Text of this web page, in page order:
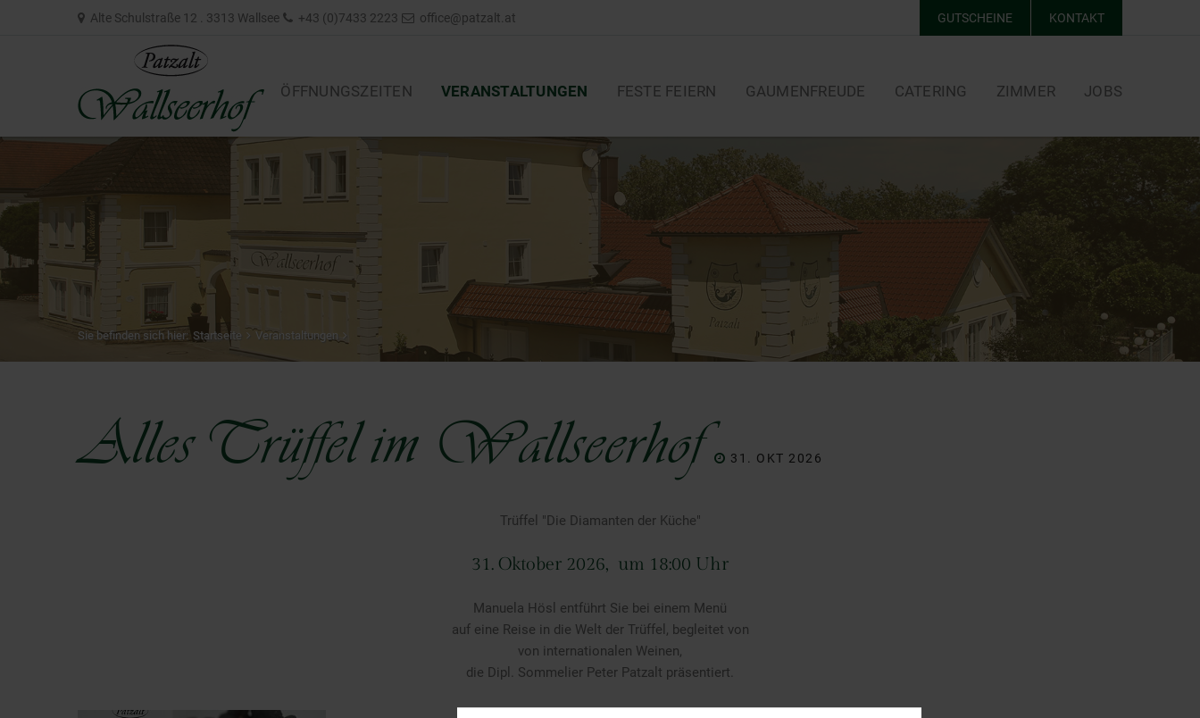
Alte Schulstraße 12 . 3313 Wallsee +43 (0)7433 2223 office@patzalt.at GUTSCHEINE KONTAKT
ÖFFNUNGSZEITEN VERANSTALTUNGEN FESTE FEIERN GAUMENFREUDE CATERING ZIMMER JOBS
Sie befinden sich hier: Startseite Veranstaltungen
Alles Trüffel im Wallseerhof 31. OKT 2026
Trüffel "Die Diamanten der Küche"
31. Oktober 2026, um 18:00 Uhr
Manuela Hösl entführt Sie bei einem Menü
auf eine Reise in die Welt der Trüffel, begleitet von
von internationalen Weinen,
die Dipl. Sommelier Peter Patzalt präsentiert.